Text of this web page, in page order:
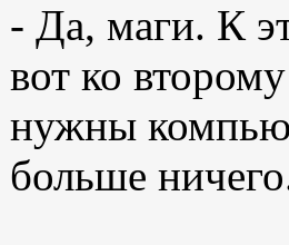
- Да, маги. К
вот ко
нужны
больше